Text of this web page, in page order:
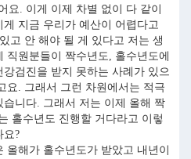
요. 이게 이제 차별 없이 다 같이
지금 우리가 예산이 어렵다고
고 안 해야 될 게 있다고 저는 생
직원분들이 짝수년도, 홀수년도에
검진을 받지 못하는 사례가 있으
요. 그래서 그런 차원에서는 적극
니다. 그래서 저는 이제 올해 짝
홀수년도 진행할 거다라고 이렇
요?
올해가 홀수년도가 받았고 내년이